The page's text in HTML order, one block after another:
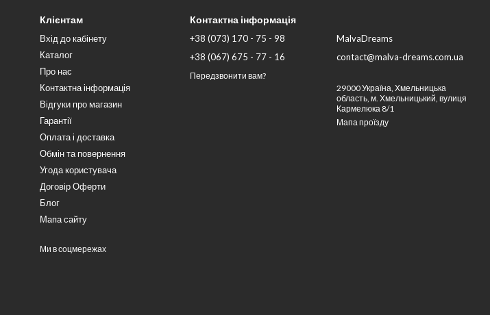
Клієнтам
Вхід до кабінету
Каталог
Про нас
Контактна інформація
Відгуки про магазин
Гарантії
Оплата і доставка
Обмін та повернення
Угода користувача
Договір Оферти
Блог
Мапа сайту
Ми в соцмережах
Контактна інформація
+38 (073) 170 - 75 - 98
+38 (067) 675 - 77 - 16
Передзвонити вам?
MalvaDreams
contact@malva-dreams.com.ua
29000 Україна, Хмельницька
область, м. Хмельницький, вулиця
Кармелюка 8/1
Мапа проїзду